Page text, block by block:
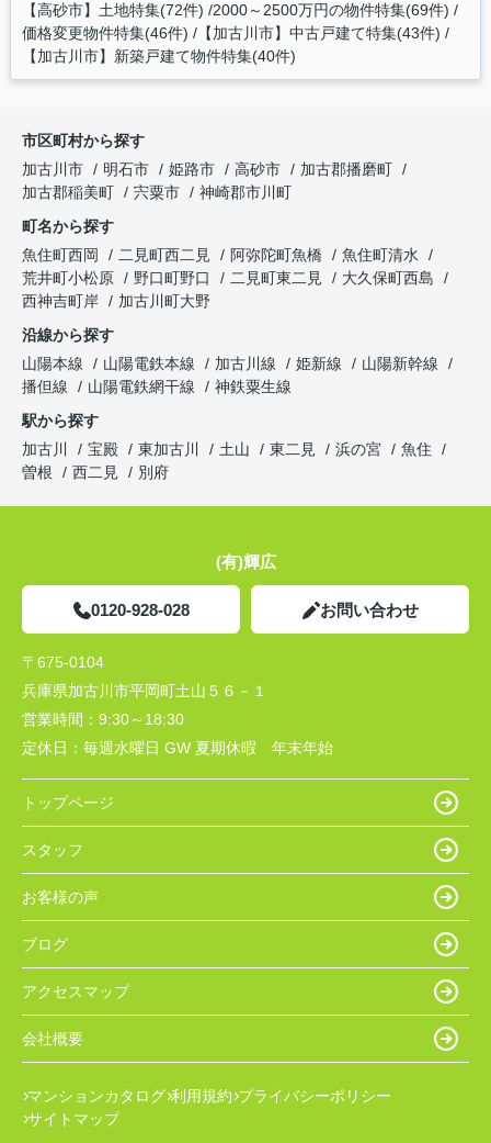
【高砂市】土地特集(72件) 2000～2500万円の物件特集(69件)
価格変更物件特集(46件) 【加古川市】中古戸建て特集(43件)
【加古川市】新築戸建て物件特集(40件)
市区町村から探す
加古川市
明石市 姫路市 高砂市
加古郡播磨町
加古郡稲美町
宍粟市
神崎郡市川町
町名から探す
魚住町西岡
二見町西二見 阿弥陀町魚橋
魚住町清水
荒井町小松原
野口町野口 二見町東二見
大久保町西島
西神吉町岸
加古川町大野
沿線から探す
山陽本線
山陽電鉄本線 加古川線 姫新線
山陽新幹線
播但線
山陽電鉄網干線
神鉄粟生線
駅から探す
加古川
宝殿 東加古川 土山 東二見 浜の宮
魚住
曽根
西二見 別府
(有)輝広
0120-928-028 お問い合わせ
〒675-0104
兵庫県加古川市平岡町土山５６－１
営業時間： 9:30～18:30
定休日： 毎週水曜日 GW 夏期休暇 年末年始
トップページ
スタッフ
お客様の声
ブログ
アクセスマップ
会社概要
マンションカタログ 利用規約 プライバシーポリシー
サイトマップ